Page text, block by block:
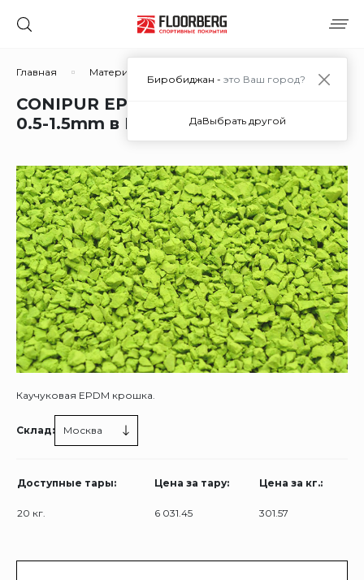
Главная Материалы Материалы для покрытий из
CONIPUR EPDM RAL 6017 (green),
0.5-1.5mm в Биробиджане
Каучуковая EPDM крошка.
Склад: Москва
Доступные тары: Цена за тару: Цена за кг.:
20 кг. 6 031.45 301.57
Биробиджан - это Ваш город?
ДаВыбрать другой